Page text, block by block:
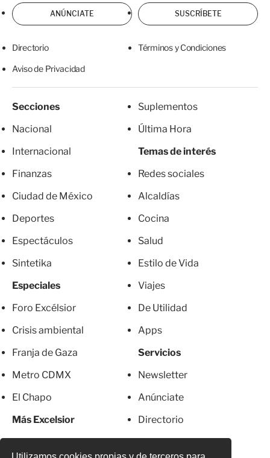
ANÚNCIATE SUSCRÍBETE
Directorio Términos y Condiciones
Aviso de Privacidad
Secciones
Nacional
Internacional
Finanzas
Ciudad de México
Deportes
Espectáculos
Sintetika
Especiales
Foro Excélsior
Crisis ambiental
Franja de Gaza
Metro CDMX
El Chapo
Más Excelsior
Suplementos
Última Hora
Temas de interés
Redes sociales
Alcaldías
Cocina
Salud
Estilo de Vida
Viajes
De Utilidad
Apps
Servicios
Newsletter
Anúnciate
Directorio